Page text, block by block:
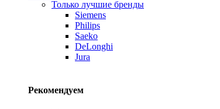
Только лучшие бренды
Siemens
Philips
Saeko
DeLonghi
Jura
Рекомендуем